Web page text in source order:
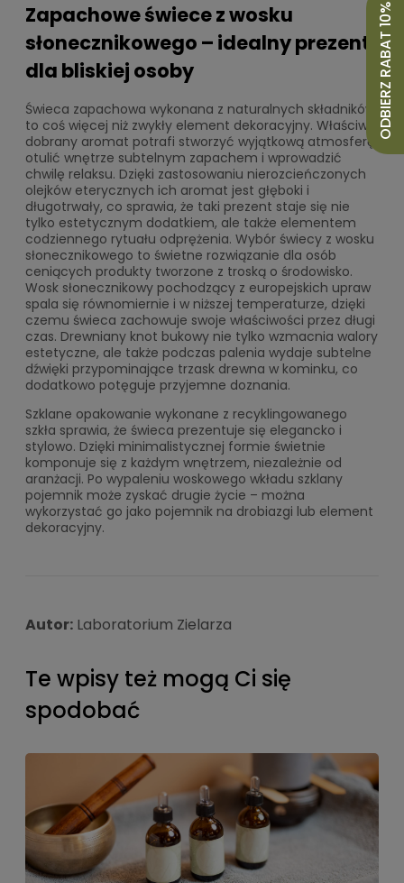
Zapachowe świece z wosku
słonecznikowego – idealny prezent
dla bliskiej osoby
Świeca zapachowa wykonana z naturalnych składników
to coś więcej niż zwykły element dekoracyjny. Właściwie
dobrany aromat potrafi stworzyć wyjątkową atmosferę,
otulić wnętrze subtelnym zapachem i wprowadzić
chwilę relaksu. Dzięki zastosowaniu nierozcieńczonych
olejków eterycznych ich aromat jest głęboki i
długotrwały, co sprawia, że taki prezent staje się nie
tylko estetycznym dodatkiem, ale także elementem
codziennego rytuału odprężenia. Wybór świecy z wosku
słonecznikowego to świetne rozwiązanie dla osób
ceniących produkty tworzone z troską o środowisko.
Wosk słonecznikowy pochodzący z europejskich upraw
spala się równomiernie i w niższej temperaturze, dzięki
czemu świeca zachowuje swoje właściwości przez długi
czas. Drewniany knot bukowy nie tylko wzmacnia walory
estetyczne, ale także podczas palenia wydaje subtelne
dźwięki przypominające trzask drewna w kominku, co
dodatkowo potęguje przyjemne doznania.
Szklane opakowanie wykonane z recyklingowanego
szkła sprawia, że świeca prezentuje się elegancko i
stylowo. Dzięki minimalistycznej formie świetnie
komponuje się z każdym wnętrzem, niezależnie od
aranżacji. Po wypaleniu woskowego wkładu szklany
pojemnik może zyskać drugie życie – można
wykorzystać go jako pojemnik na drobiazgi lub element
dekoracyjny.
Autor: Laboratorium Zielarza
Te wpisy też mogą Ci się
spodobać
ODBIERZ RABAT 10%